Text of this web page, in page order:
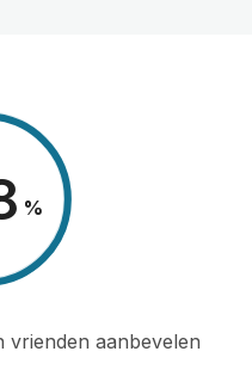
%
vrienden aanbevelen